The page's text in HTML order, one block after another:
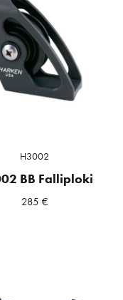
H3002
BB Falliploki
285 €